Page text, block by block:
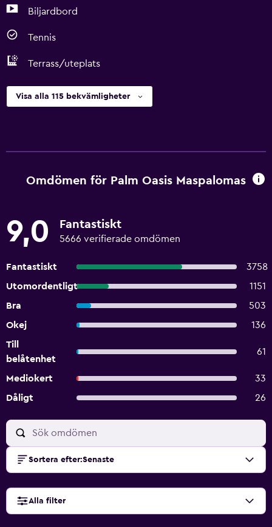
Biljardbord
Tennis
Terrass/uteplats
Visa alla 115 bekvämligheter
Omdömen för Palm Oasis Maspalomas
9,0 Fantastiskt
5666 verifierade omdömen
Fantastiskt
3758
Utomordentligt
1151
Bra
503
Okej
136
Till
belåtenhet
61
Mediokert
33
Dåligt
26
Sortera efter:Senaste
Alla filter